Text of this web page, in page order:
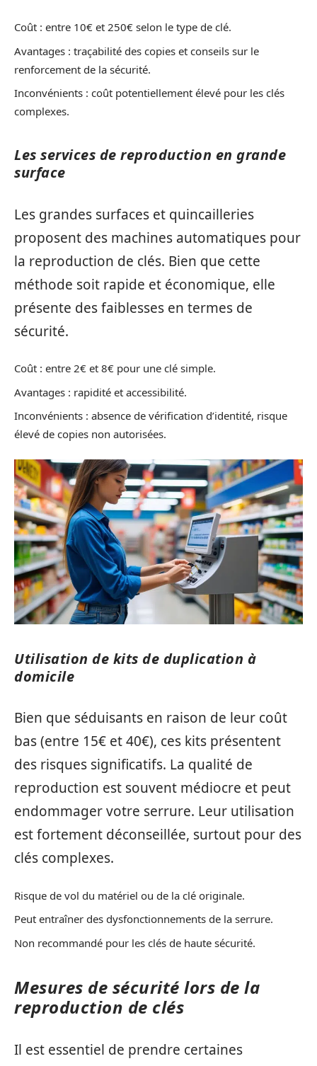
Coût : entre 10€ et 250€ selon le type de clé.
Avantages : traçabilité des copies et conseils sur le
renforcement de la sécurité.
Inconvénients : coût potentiellement élevé pour les clés
complexes.
Les services de reproduction en grande
surface
Les grandes surfaces et quincailleries
proposent des machines automatiques pour
la reproduction de clés. Bien que cette
méthode soit rapide et économique, elle
présente des faiblesses en termes de
sécurité.
Coût : entre 2€ et 8€ pour une clé simple.
Avantages : rapidité et accessibilité.
Inconvénients : absence de vérification d’identité, risque
élevé de copies non autorisées.
Utilisation de kits de duplication à
domicile
Bien que séduisants en raison de leur coût
bas (entre 15€ et 40€), ces kits présentent
des risques significatifs. La qualité de
reproduction est souvent médiocre et peut
endommager votre serrure. Leur utilisation
est fortement déconseillée, surtout pour des
clés complexes.
Risque de vol du matériel ou de la clé originale.
Peut entraîner des dysfonctionnements de la serrure.
Non recommandé pour les clés de haute sécurité.
Mesures de sécurité lors de la
reproduction de clés
Il est essentiel de prendre certaines